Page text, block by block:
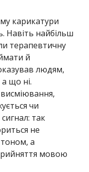
карикатури
Навіть найбільш
терапевтичну
й
людям,
що ні.
чи
так
не
а
мовою